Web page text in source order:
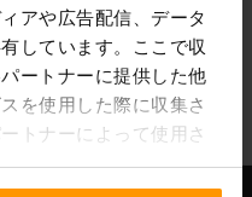
アや広告配信、データ
しています。ここで収
ートナーに提供した他
を使用した際に収集さ
トナーによって使用さ